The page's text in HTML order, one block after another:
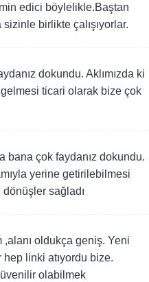
edici böylelikle.Baştan
birlikte çalışıyorlar.
dokundu. Aklımızda ki
ticari olarak bize çok
bana çok faydanız dokundu.
yerine getirilebilmesi
sağladı
,alanı oldukça geniş. Yeni
linki atıyordu bize.
olabilmek